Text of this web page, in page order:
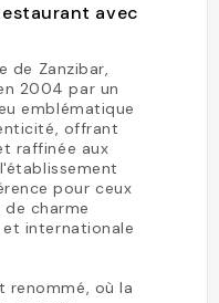
avec
de Zanzibar,
2004 par un
emblématique
offrant
raffinée aux
pour ceux
charme
internationale
renommé, où la